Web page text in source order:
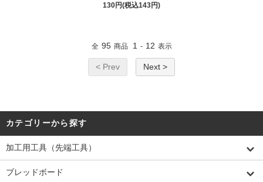
130円(税込143円)
全 95 商品 1 - 12 表示
< Prev Next >
カテゴリーから探す
加工用工具（先端工具）
ブレッドボード